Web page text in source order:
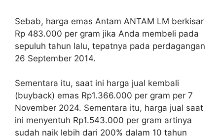
Sebab, harga emas Antam ANTAM LM berkisar
Rp 483.000 per gram jika Anda membeli pada
sepuluh tahun lalu, tepatnya pada perdagangan
26 September 2014.
Sementara itu, saat ini harga jual kembali
(buyback) emas Rp1.366.000 per gram per 7
November 2024. Sementara itu, harga jual saat
ini menyentuh Rp1.543.000 per gram artinya
sudah naik lebih dari 200% dalam 10 tahun